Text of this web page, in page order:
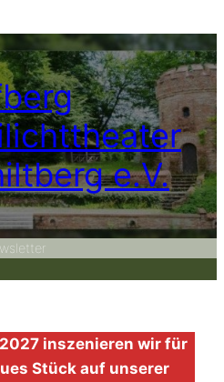
e.V.
inszenieren wir für
Stück auf unserer